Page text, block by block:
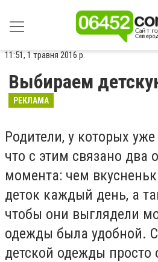
11:51, 1 травня 2016 р.
Выбираем
РЕКЛАМА
Родители, у которых
что с этим связано два
момента: чем
деток каждый день, а
чтобы они выглядели
одежды была удобной.
детской одежды просто